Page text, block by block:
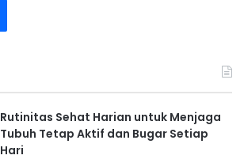
Rutinitas Sehat Harian untuk Menjaga
Tubuh Tetap Aktif dan Bugar Setiap
Hari